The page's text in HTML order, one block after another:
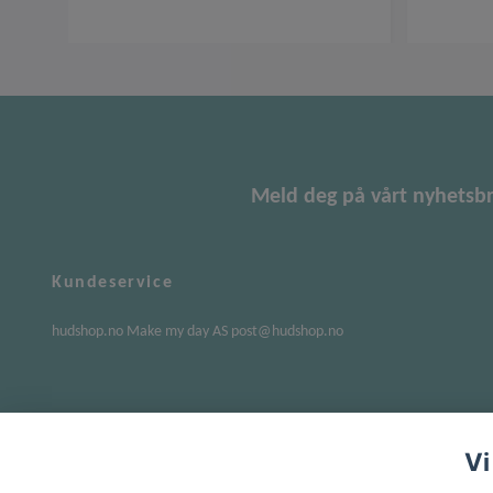
Meld deg på vårt
Kundeservice
hudshop.no Make my day AS post@hudshop.no